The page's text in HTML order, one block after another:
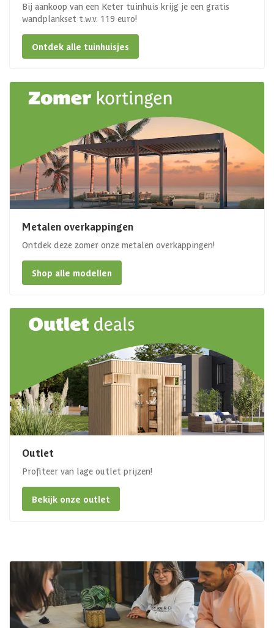
Bij aankoop van een Keter tuinhuis krijg je een gratis
wandplankset t.w.v. 119 euro!
Ontdek alle tuinhuisjes
Metalen overkappingen
Ontdek deze zomer onze metalen overkappingen!
Shop alle modellen
Outlet
Profiteer van lage outlet prijzen!
Bekijk onze outlet